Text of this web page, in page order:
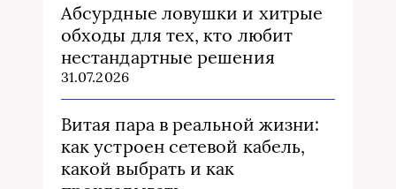
Абсурдные ловушки и хитрые
обходы для тех, кто любит
нестандартные решения
31.07.2026
Витая пара в реальной жизни:
как устроен сетевой кабель,
какой выбрать и как